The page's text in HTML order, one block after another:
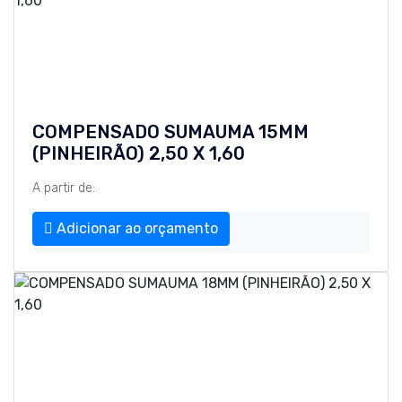
COMPENSADO SUMAUMA 15MM
(PINHEIRÃO) 2,50 X 1,60
A partir de:
Adicionar ao orçamento